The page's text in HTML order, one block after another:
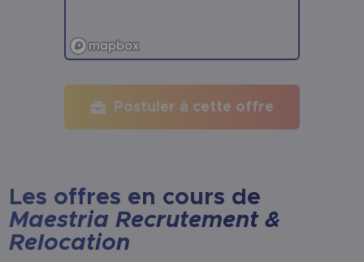
Postuler à cette offre
Les offres en cours de
Maestria Recrutement &
Relocation